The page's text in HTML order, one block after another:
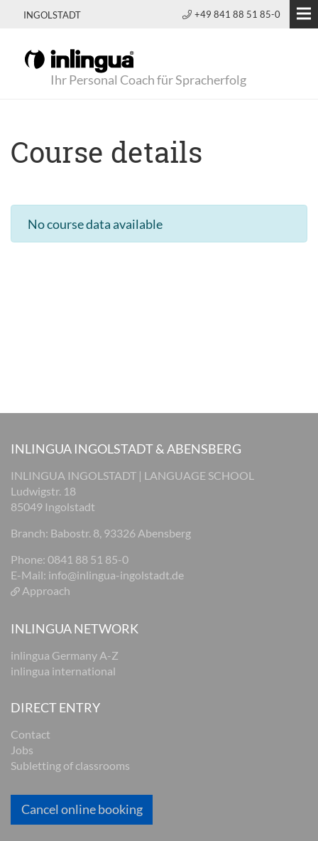
INGOLSTADT +49 841 88 51 85-0
Ihr Personal Coach für Spracherfolg
Course details
No course data available
INLINGUA INGOLSTADT & ABENSBERG
INLINGUA INGOLSTADT | LANGUAGE SCHOOL
Ludwigstr. 18
85049 Ingolstadt
Branch: Babostr. 8, 93326 Abensberg
Phone: 0841 88 51 85-0
E-Mail: info@inlingua-ingolstadt.de
Approach
INLINGUA NETWORK
inlingua Germany A-Z
inlingua international
DIRECT ENTRY
Contact
Jobs
Subletting of classrooms
Cancel online booking